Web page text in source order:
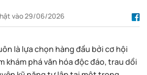
vào 29/06/2026
là lựa chọn hàng đầu bởi cơ hội
khám phá văn hóa độc đáo, trau dồi